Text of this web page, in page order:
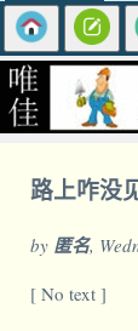
路上咋没
by 匿名,
[ No text ]